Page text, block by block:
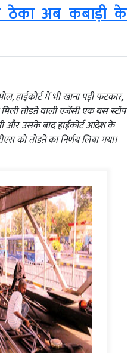
ठेका अब कबाड़ी के
हाईकोर्ट में भी खाना पड़ी फटकार,
तोडऩे वाली एजेंसी एक बस स्टॉप
और उसके बाद हाईकोर्ट आदेश के
को तोडऩे का निर्णय लिया गया।